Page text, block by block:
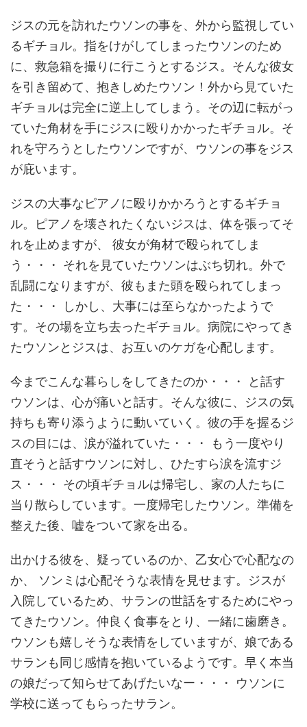
ジスの元を訪れたウソンの事を、外から監視してい
るギチョル。指をけがしてしまったウソンのため
に、救急箱を撮りに行こうとするジス。そんな彼女
を引き留めて、抱きしめたウソン！外から見ていた
ギチョルは完全に逆上してしまう。その辺に転がっ
ていた角材を手にジスに殴りかかったギチョル。そ
れを守ろうとしたウソンですが、ウソンの事をジス
が庇います。
ジスの大事なピアノに殴りかかろうとするギチョ
ル。ピアノを壊されたくないジスは、体を張ってそ
れを止めますが、 彼女が角材で殴られてしま
う・・・ それを見ていたウソンはぶち切れ。外で
乱闘になりますが、彼もまた頭を殴られてしまっ
た・・・ しかし、大事には至らなかったようで
す。その場を立ち去ったギチョル。病院にやってき
たウソンとジスは、お互いのケガを心配します。
今までこんな暮らしをしてきたのか・・・ と話す
ウソンは、心が痛いと話す。そんな彼に、ジスの気
持ちも寄り添うように動いていく。彼の手を握るジ
スの目には、涙が溢れていた・・・ もう一度やり
直そうと話すウソンに対し、ひたすら涙を流すジ
ス・・・ その頃ギチョルは帰宅し、家の人たちに
当り散らしています。一度帰宅したウソン。準備を
整えた後、嘘をついて家を出る。
出かける彼を、疑っているのか、乙女心で心配なの
か、 ソンミは心配そうな表情を見せます。ジスが
入院しているため、サランの世話をするためにやっ
てきたウソン。仲良く食事をとり、一緒に歯磨き。
ウソンも嬉しそうな表情をしていますが、娘である
サランも同じ感情を抱いているようです。早く本当
の娘だって知らせてあげたいなー・・・ ウソンに
学校に送ってもらったサラン。